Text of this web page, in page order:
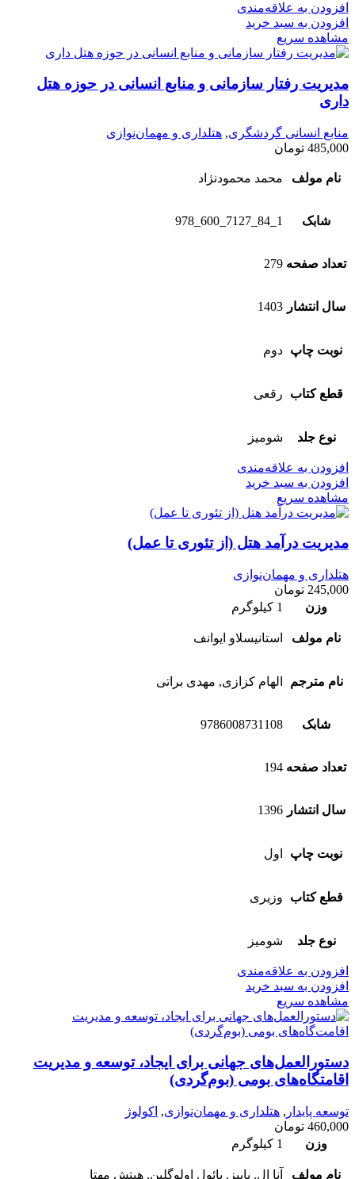
افزودن به علاقه‌مندی
افزودن به سبد خرید
مشاهده سریع
مدیریت رفتار سازمانی و منابع انسانی در حوزه هتل
داری
منابع انسانی گردشگری, هتلداری و مهمان‌نوازی
485,000 تومان
نام مولف محمد محمودنژاد
شابک 1_84_7127_600_978
تعداد صفحه 279
سال انتشار 1403
نوبت چاپ دوم
قطع کتاب رقعی
نوع جلد شومیز
افزودن به علاقه‌مندی
افزودن به سبد خرید
مشاهده سریع
مدیریت درآمد هتل (از تئوری تا عمل)
هتلداری و مهمان‌نوازی
245,000 تومان
وزن
1 کیلوگرم
نام مولف استانیسلاو ایوانف
نام مترجم الهام کزازی, مهدی براتی
شابک 9786008731108
تعداد صفحه 194
سال انتشار 1396
نوبت چاپ اول
قطع کتاب وزیری
نوع جلد شومیز
افزودن به علاقه‌مندی
افزودن به سبد خرید
مشاهده سریع
دستور‌العمل‌‌های جهانی برای ایجاد، توسعه و مدیریت
اقامتگاه‌های بومی (بوم‌گردی)
توسعه پایدار , هتلداری و مهمان‌نوازی, اکولوژ
460,000 تومان
وزن
1 کیلوگرم
نام مولف آنا ال. باییز, پائول اولوگلین, هیتش مِهتا